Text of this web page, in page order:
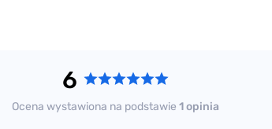
6
Ocena wystawiona na podstawie1 opinia